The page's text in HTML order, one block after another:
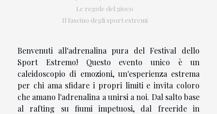
Le regole del gioco
Il fascino degli sport estremi
Benvenuti all'adrenalina pura del Festival dello
Sport Estremo! Questo evento unico è un
caleidoscopio di emozioni, un'esperienza estrema
per chi ama sfidare i propri limiti e invita coloro
che amano l'adrenalina a unirsi a noi. Dal salto base
al rafting su fiumi impetuosi, dal freeride in